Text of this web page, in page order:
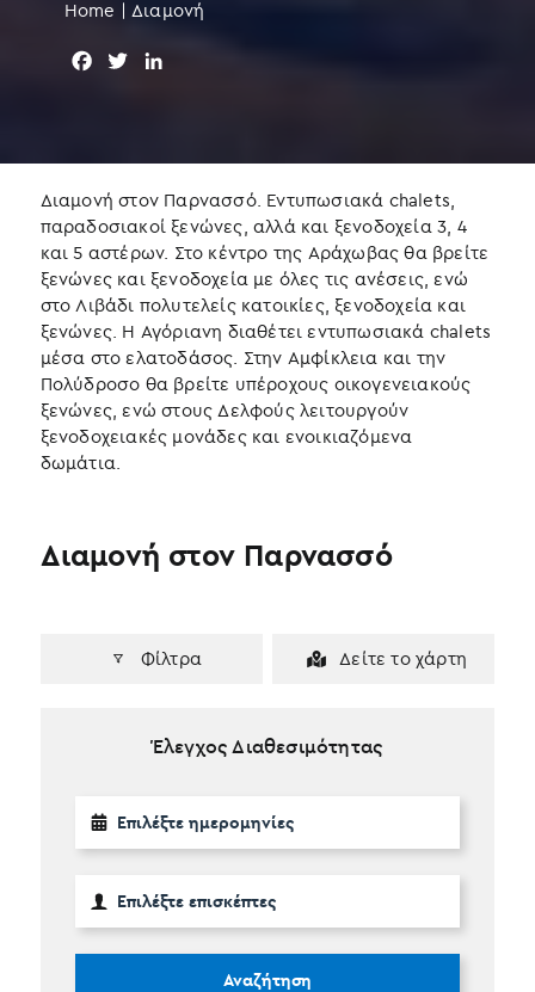
Home | Διαμονή
b
o
o
k
t
e
r
e
d
n
Διαμονή στον Παρνασσό. Εντυπωσιακά chalets,
παραδοσιακοί ξενώνες, αλλά και ξενοδοχεία 3, 4
και 5 αστέρων. Στο κέντρο της Αράχωβας θα βρείτε
ξενώνες και ξενοδοχεία με όλες τις ανέσεις, ενώ
στο Λιβάδι πολυτελείς κατοικίες, ξενοδοχεία και
ξενώνες. Η Αγόριανη διαθέτει εντυπωσιακά chalets
μέσα στο ελατοδάσος. Στην Αμφίκλεια και την
Πολύδροσο θα βρείτε υπέροχους οικογενειακούς
ξενώνες, ενώ στους Δελφούς λειτουργούν
ξενοδοχειακές μονάδες και ενοικιαζόμενα
δωμάτια.
Φίλτρα Δείτε το χάρτη
Διαμονή στον Παρνασσό
Έλεγχος Διαθεσιμότητας
Αναζήτηση